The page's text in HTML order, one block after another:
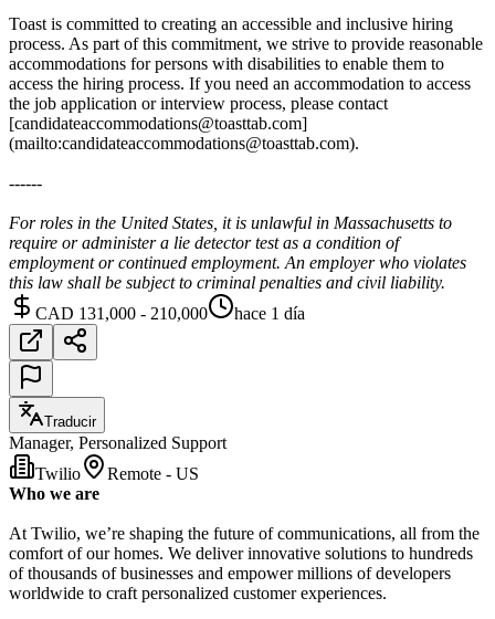
Toast is committed to creating an accessible and inclusive hiring
process. As part of this commitment, we strive to provide reasonable
accommodations for persons with disabilities to enable them to
access the hiring process. If you need an accommodation to access
the job application or interview process, please contact
[candidateaccommodations@toasttab.com]
(mailto:candidateaccommodations@toasttab.com).
------
For roles in the United States, it is unlawful in Massachusetts to
require or administer a lie detector test as a condition of
employment or continued employment. An employer who violates
this law shall be subject to criminal penalties and civil liability.
CAD 131,000 - 210,000
hace 1 día
Traducir
Manager, Personalized Support
Twilio
Remote - US
Who we are
At Twilio, we’re shaping the future of communications, all from the
comfort of our homes. We deliver innovative solutions to hundreds
of thousands of businesses and empower millions of developers
worldwide to craft personalized customer experiences.